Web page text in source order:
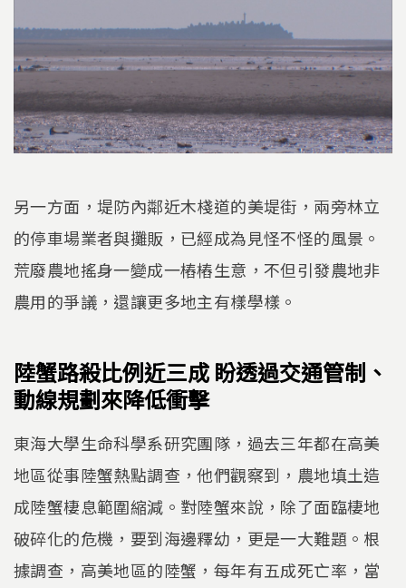
另一方面，堤防內鄰近木棧道的美堤街，兩旁林立
的停車場業者與攤販，已經成為見怪不怪的風景。
荒廢農地搖身一變成一樁樁生意，不但引發農地非
農用的爭議，還讓更多地主有樣學樣。
陸蟹路殺比例近三成 盼透過交通管制、
動線規劃來降低衝擊
東海大學生命科學系研究團隊，過去三年都在高美
地區從事陸蟹熱點調查，他們觀察到，農地填土造
成陸蟹棲息範圍縮減。對陸蟹來說，除了面臨棲地
破碎化的危機，要到海邊釋幼，更是一大難題。根
據調查，高美地區的陸蟹，每年有五成死亡率，當